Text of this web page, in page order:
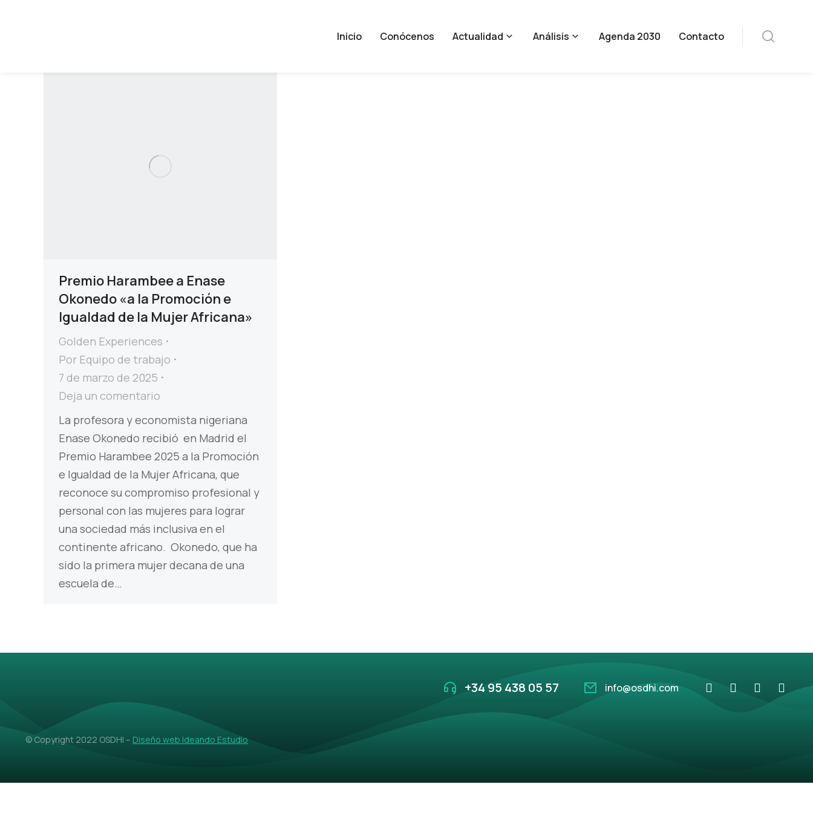
Inicio Conócenos Actualidad Análisis Agenda 2030 Contacto
Premio Harambee a Enase
Okonedo «a la Promoción e
Igualdad de la Mujer Africana»
Golden Experiences
Por Equipo de trabajo
7 de marzo de 2025
Deja un comentario
La profesora y economista nigeriana
Enase Okonedo recibió en Madrid el
Premio Harambee 2025 a la Promoción
e Igualdad de la Mujer Africana, que
reconoce su compromiso profesional y
personal con las mujeres para lograr
una sociedad más inclusiva en el
continente africano. Okonedo, que ha
sido la primera mujer decana de una
escuela de…
+34 95 438 05 57 info@osdhi.com
© Copyright 2022 OSDHI – Diseño web Ideando Estudio